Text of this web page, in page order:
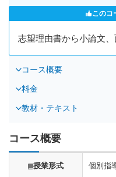
このコ
志望理由書から小論文
コース概要
料金
教材・テキスト
コース概要
授業形式 個別指